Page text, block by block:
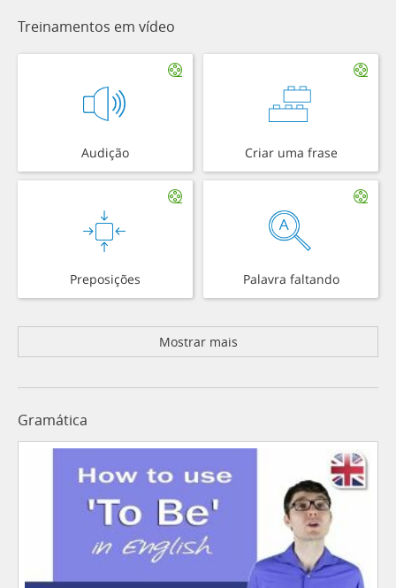
Treinamentos em vídeo
Audição Criar uma frase
Preposições Palavra faltando
Mostrar mais
Gramática